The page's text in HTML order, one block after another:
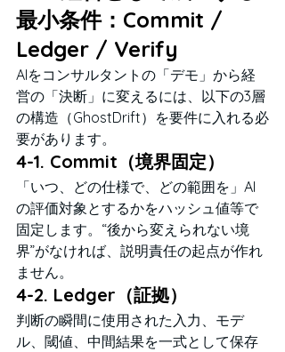
最小条件：Commit /
Ledger / Verify
AIをコンサルタントの「デモ」から経
営の「決断」に変えるには、以下の3層
の構造（GhostDrift）を要件に入れる必
要があります。
4-1. Commit（境界固定）
「いつ、どの仕様で、どの範囲を」AI
の評価対象とするかをハッシュ値等で
固定します。“後から変えられない境
界”がなければ、説明責任の起点が作れ
ません。
4-2. Ledger（証拠）
判断の瞬間に使用された入力、モデ
ル、閾値、中間結果を一式として保存